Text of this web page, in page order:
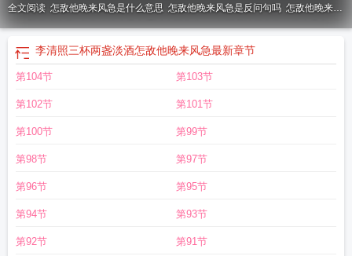
全文阅读 怎敌他晚来风急是什么意思 怎敌他晚来风急是反问句吗 怎敌他晚来风
急by顾了之古言怎敌他晚来风急雁过也正伤心一杯两盏淡酒怎敌他晚来风急
敌他晚来风急无防盗章怎敌他晚来风急是一句还是两句
怎敌他晚来风急算一句
还是两句
晚来风急txt顾了之
怎敌他晚来风急免费阅读声声慢怎敌他晚来风急
句是什么
怎敌他晚来风急中的入声字有
思怎敌他晚来风急顾了之全文 三杯两盏淡酒怎敌他晚来风急翻译
他晚来风急正文
怎敌他晚来风急百合广播剧 怎敌他晚来风急TXT免费
来风急全文免费阅读
三杯两盏淡酒怎敌他晚来风急
敌他晚来风急的上一句
怎敌他晚来风急一顾子矜
晚来风急啥意思
怎敌他晚来风急是反问吗
李清照三杯两盏淡酒怎敌他晚来风急最新章节
第104节 第103节
第102节 第101节
第100节 第99节
第98节 第97节
第96节 第95节
第94节 第93节
第92节 第91节